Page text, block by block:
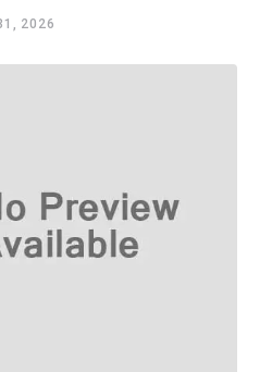
2026